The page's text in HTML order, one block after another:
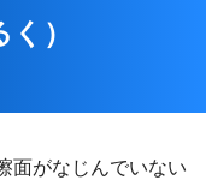
）
面がなじんでいない